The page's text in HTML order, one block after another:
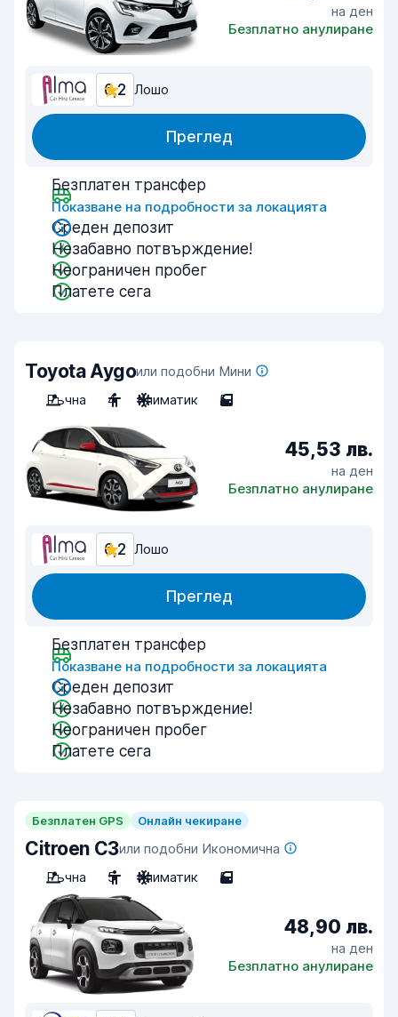
на ден
Безплатно анулиране
6,2 Лошо
Преглед
Безплатен трансфер
Показване на подробности за локацията
Среден депозит
Незабавно потвърждение!
Неограничен пробег
Платете сега
Toyota Aygoили подобни Мини
Ръчна
4 Климатик 5
45,53 лв.
на ден
Безплатно анулиране
6,2 Лошо
Преглед
Безплатен трансфер
Показване на подробности за локацията
Среден депозит
Незабавно потвърждение!
Неограничен пробег
Платете сега
Безплатен GPS Онлайн чекиране
Citroen C3или подобни Икономична
Ръчна
5 Климатик 5
48,90 лв.
на ден
Безплатно анулиране